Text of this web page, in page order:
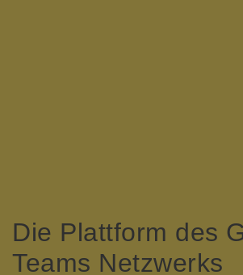
Die Plattform des
Teams Netzwerks